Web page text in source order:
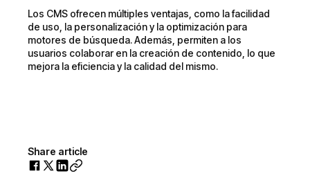
Los CMS ofrecen múltiples ventajas, como la facilidad
de uso, la personalización y la optimización para
motores de búsqueda. Además, permiten a los
usuarios colaborar en la creación de contenido, lo que
mejora la eficiencia y la calidad del mismo.
Share article